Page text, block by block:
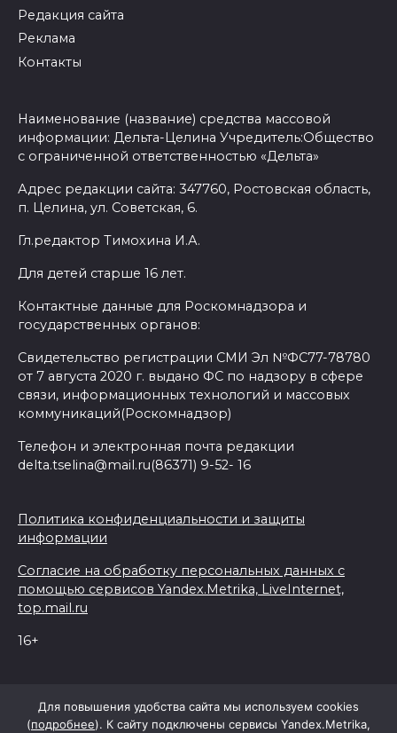
Редакция сайта
Реклама
Контакты
Наименование (название) средства массовой
информации: Дельта-Целина Учредитель:Общество
с ограниченной ответственностью «Дельта»
Адрес редакции сайта: 347760, Ростовская область,
п. Целина, ул. Советская, 6.
Гл.редактор Тимохина И.А.
Для детей старше 16 лет.
Контактные данные для Роскомнадзора и
государственных органов:
Свидетельство регистрации СМИ Эл №ФС77-78780
от 7 августа 2020 г. выдано ФС по надзору в сфере
связи, информационных технологий и массовых
коммуникаций(Роскомнадзор)
Телефон и электронная почта редакции
delta.tselina@mail.ru(86371) 9-52- 16
Политика конфиденциальности и защиты
информации
Согласие на обработку персональных данных с
помощью сервисов Yandex.Metrika, LiveInternet,
top.mail.ru
16+
Для повышения удобства сайта мы используем cookies
(подробнее). К сайту подключены сервисы Yandex.Metrika,